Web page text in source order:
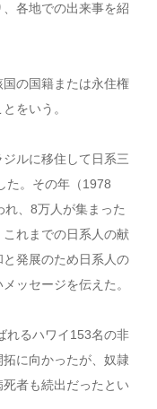
各地での出来事を紹
の国籍または永住権
をいう。
ルに移住して日系三
た。その年（1978
、 8万人が集まった
れまでの日系人の献
発展のため日系人の
ッセージを伝えた。
れるハワイ153名の非
に向かったが、奴隷
者も続出だったとい